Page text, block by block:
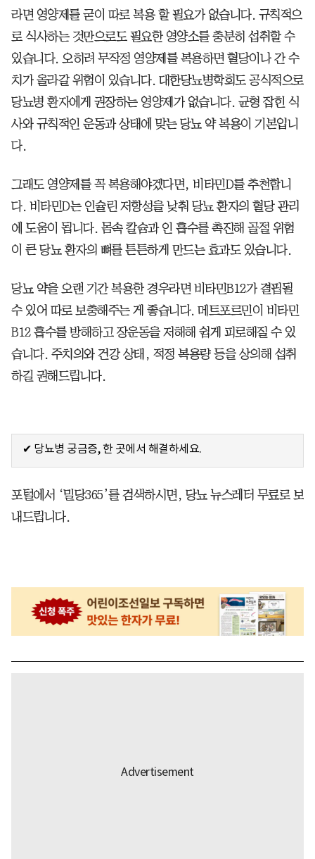
라면 영양제를 굳이 따로 복용 할 필요가 없습니다. 규칙적으
로 식사하는 것만으로도 필요한 영양소를 충분히 섭취할 수
있습니다. 오히려 무작정 영양제를 복용하면 혈당이나 간 수
치가 올라갈 위험이 있습니다. 대한당뇨병학회도 공식적으로
당뇨병 환자에게 권장하는 영양제가 없습니다. 균형 잡힌 식
사와 규칙적인 운동과 상태에 맞는 당뇨 약 복용이 기본입니
다.
그래도 영양제를 꼭 복용해야겠다면, 비타민D를 추천합니
다. 비타민D는 인슐린 저항성을 낮춰 당뇨 환자의 혈당 관리
에 도움이 됩니다. 몸속 칼슘과 인 흡수를 촉진해 골절 위험
이 큰 당뇨 환자의 뼈를 튼튼하게 만드는 효과도 있습니다.
당뇨 약을 오랜 기간 복용한 경우라면 비타민B12가 결핍될
수 있어 따로 보충해주는 게 좋습니다. 메트포르민이 비타민
B12 흡수를 방해하고 장운동을 저해해 쉽게 피로해질 수 있
습니다. 주치의와 건강 상태, 적정 복용량 등을 상의해 섭취
하길 권해드립니다.
✔ 당뇨병 궁금증, 한 곳에서 해결하세요.
포털에서 ‘밀당365’를 검색하시면, 당뇨 뉴스레터 무료로 보
내드립니다.​